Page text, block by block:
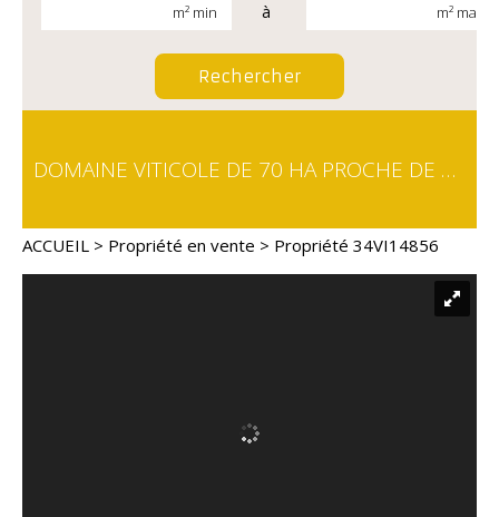
m² min à m² max
DOMAINE VITICOLE DE 70 HA PROCHE DE BÉZIERS
ACCUEIL > Propriété en vente > Propriété 34VI14856